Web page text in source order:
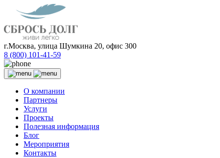
г.Москва, улица Шумкина 20, офис 300
8 (800) 101-41-59
О компании
Партнеры
Услуги
Проекты
Полезная информация
Блог
Мероприятия
Контакты